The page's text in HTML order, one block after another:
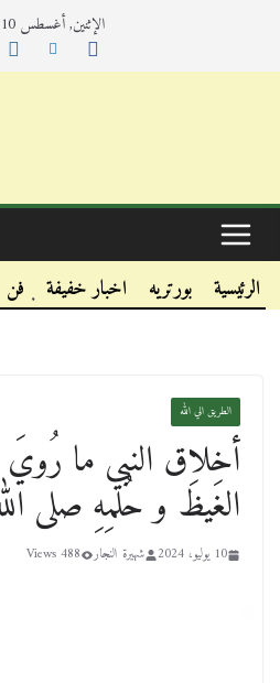
الإثنين, أغسطس 10, 2026
.
.
الرئيسية بورتريه اخبار خفيفة فن
الطريق الي الله
أخلاق النبي ما
الغَيظَ و حُلمِهِ صلى
10 يوليو، 2024 شهيرة النجار 488 Views